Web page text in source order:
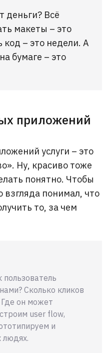
деньги? Всё
макеты – это
– это недели. А
бумаге – это
приложений
услуги – это
Ну, красиво тоже
понятно. Чтобы
взгляда понимал, что
то, за чем
пользователь
Сколько кликов
он может
user flow,
и
людях.